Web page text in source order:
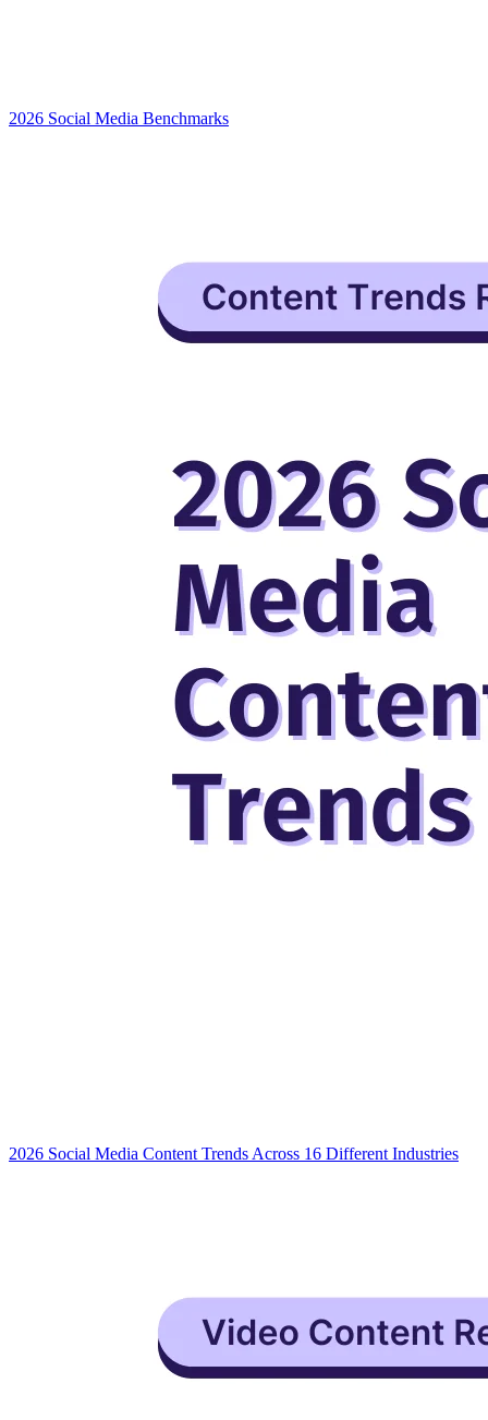
2026 Social Media Benchmarks
2026 Social Media Content Trends Across 16 Different Industries